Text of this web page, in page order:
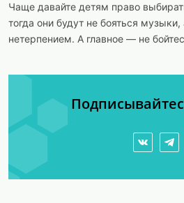
Чаще давайте детям право
тогда они будут не бояться
нетерпением. А главное — не